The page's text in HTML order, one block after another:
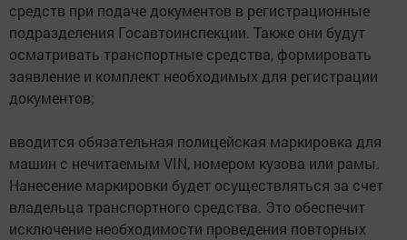
средств при подаче документов в регистрационные
подразделения Госавтоинспекции. Также они будут
осматривать транспортные средства, формировать
заявление и комплект необходимых для регистрации
документов;
вводится обязательная полицейская маркировка для
машин с нечитаемым VIN, номером кузова или рамы.
Нанесение маркировки будет осуществляться за счет
владельца транспортного средства. Это обеспечит
исключение необходимости проведения повторных